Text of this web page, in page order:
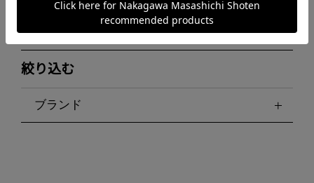
日本の精油 香りで整える Fabrico NEKOとYETI特集
絞り込む
ブランド